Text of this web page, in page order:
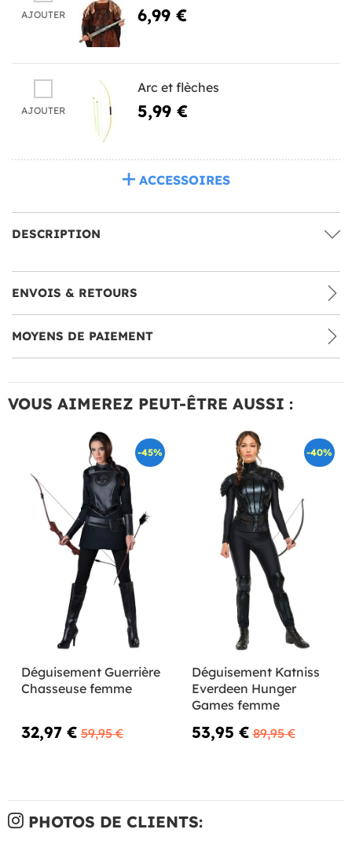
AJOUTER 6,99 €
AJOUTER
Arc et flèches
5,99 €
ACCESSOIRES
DESCRIPTION
ENVOIS & RETOURS
MOYENS DE PAIEMENT
VOUS AIMEREZ PEUT-ÊTRE AUSSI :
-45%
Déguisement Guerrière
Chasseuse femme
32,97 € 59,95 €
-40%
Déguisement Katniss
Everdeen Hunger
Games femme
53,95 € 89,95 €
PHOTOS DE CLIENTS: